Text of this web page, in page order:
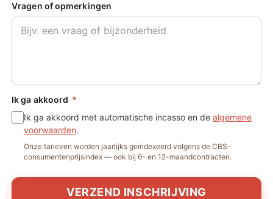
Vragen of opmerkingen
Ik ga akkoord
Ik ga akkoord met automatische incasso en de algemene
voorwaarden.
Onze tarieven worden jaarlijks geïndexeerd volgens de CBS-
consumentenprijsindex — ook bij 6- en 12-maandcontracten.
VERZEND INSCHRIJVING